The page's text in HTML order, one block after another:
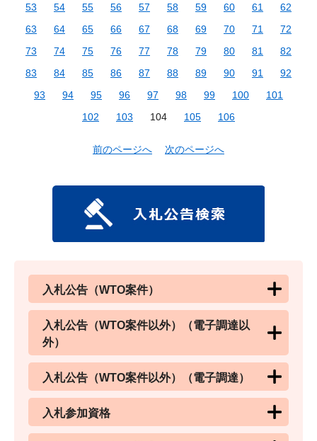
53
54 55 56 57 58 59 60 61
62
63
64 65 66 67 68 69 70 71
72
73
74 75 76 77 78 79 80 81
82
83
84 85 86 87 88 89 90 91
92
93
94 95 96 97 98 99 100
101
102
103 104 105 106
前のページへ 次のページへ
入札公告（WTO案件）
入札公告（WTO案件以外）（電子調達以
外）
入札公告（WTO案件以外）（電子調達）
入札参加資格